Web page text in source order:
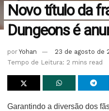
Novo título da
Dungeons é
por Yohan
23 de agosto de
Tempo de Leitura: 2 mins read
Garantindo a diversão dos